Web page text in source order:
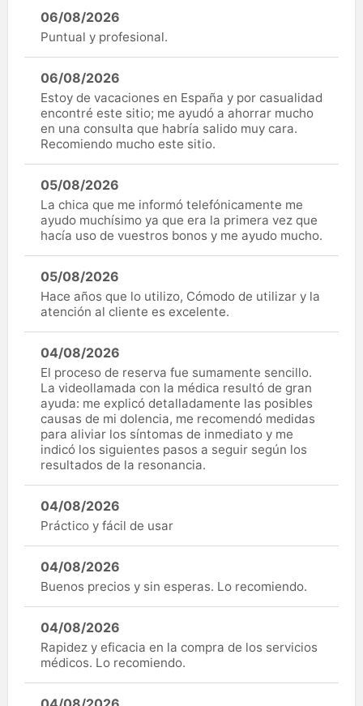
06/08/2026
Puntual y profesional.
06/08/2026
Estoy de vacaciones en España y por casualidad
encontré este sitio; me ayudó a ahorrar mucho
en una consulta que habría salido muy cara.
Recomiendo mucho este sitio.
05/08/2026
La chica que me informó telefónicamente me
ayudo muchísimo ya que era la primera vez que
hacía uso de vuestros bonos y me ayudo mucho.
05/08/2026
Hace años que lo utilizo, Cómodo de utilizar y la
atención al cliente es excelente.
04/08/2026
El proceso de reserva fue sumamente sencillo.
La videollamada con la médica resultó de gran
ayuda: me explicó detalladamente las posibles
causas de mi dolencia, me recomendó medidas
para aliviar los síntomas de inmediato y me
indicó los siguientes pasos a seguir según los
resultados de la resonancia.
04/08/2026
Práctico y fácil de usar
04/08/2026
Buenos precios y sin esperas. Lo recomiendo.
04/08/2026
Rapidez y eficacia en la compra de los servicios
médicos. Lo recomiendo.